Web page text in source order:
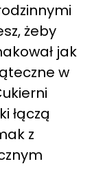
żeby
jak
w
łączą
z